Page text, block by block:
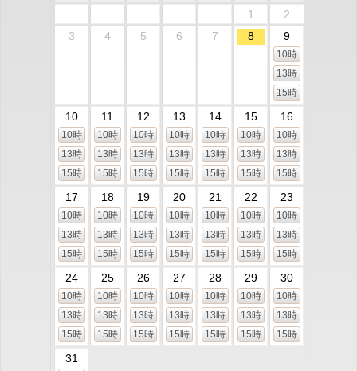
1
2
3
4 5 6 7 8 9
10時
13時
15時
10
10時
13時
15時
11
10時
13時
15時
12
10時
13時
15時
13
10時
13時
15時
14
10時
13時
15時
15
10時
13時
15時
16
10時
13時
15時
17
10時
13時
15時
18
10時
13時
15時
19
10時
13時
15時
20
10時
13時
15時
21
10時
13時
15時
22
10時
13時
15時
23
10時
13時
15時
24
10時
13時
15時
25
10時
13時
15時
26
10時
13時
15時
27
10時
13時
15時
28
10時
13時
15時
29
10時
13時
15時
30
10時
13時
15時
31